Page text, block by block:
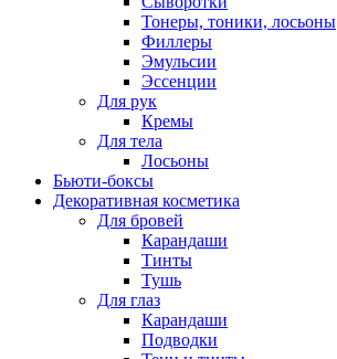
Тонеры, тоники, лосьоны
Филлеры
Эмульсии
Эссенции
Для рук
Кремы
Для тела
Лосьоны
Бьюти-боксы
Декоративная косметика
Для бровей
Карандаши
Тинты
Тушь
Для глаз
Карандаши
Подводки